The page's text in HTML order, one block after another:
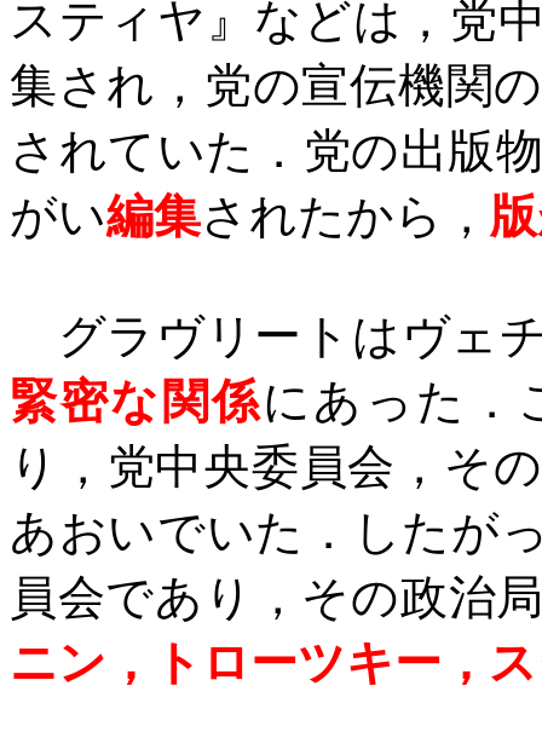
スティヤ』などは，党
集され，党の宣伝機関
されていた．党の出版
がい編集されたから ，
グラヴリートはヴェ
緊密な関係にあった．
り，党中央委員会，そ
あおいでいた．したが
員会であり，その政治
ニン，トローツキー，